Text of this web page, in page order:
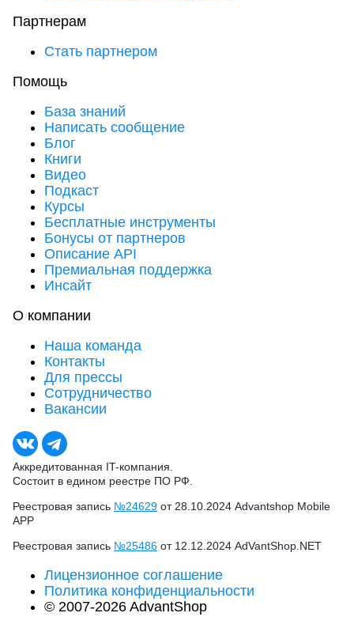
Партнерам
Стать партнером
Помощь
База знаний
Написать сообщение
Блог
Книги
Видео
Подкаст
Курсы
Бесплатные инструменты
Бонусы от партнеров
Описание API
Премиальная поддержка
Инсайт
О компании
Наша команда
Контакты
Для прессы
Сотрудничество
Вакансии
Аккредитованная IT-компания.
Состоит в едином реестре ПО РФ.
Реестровая запись №24629 от 28.10.2024 Advantshop Mobile
APP
Реестровая запись №25486 от 12.12.2024 AdVantShop.NET
Лицензионное соглашение
Политика конфиденциальности
© 2007-2026 AdvantShop